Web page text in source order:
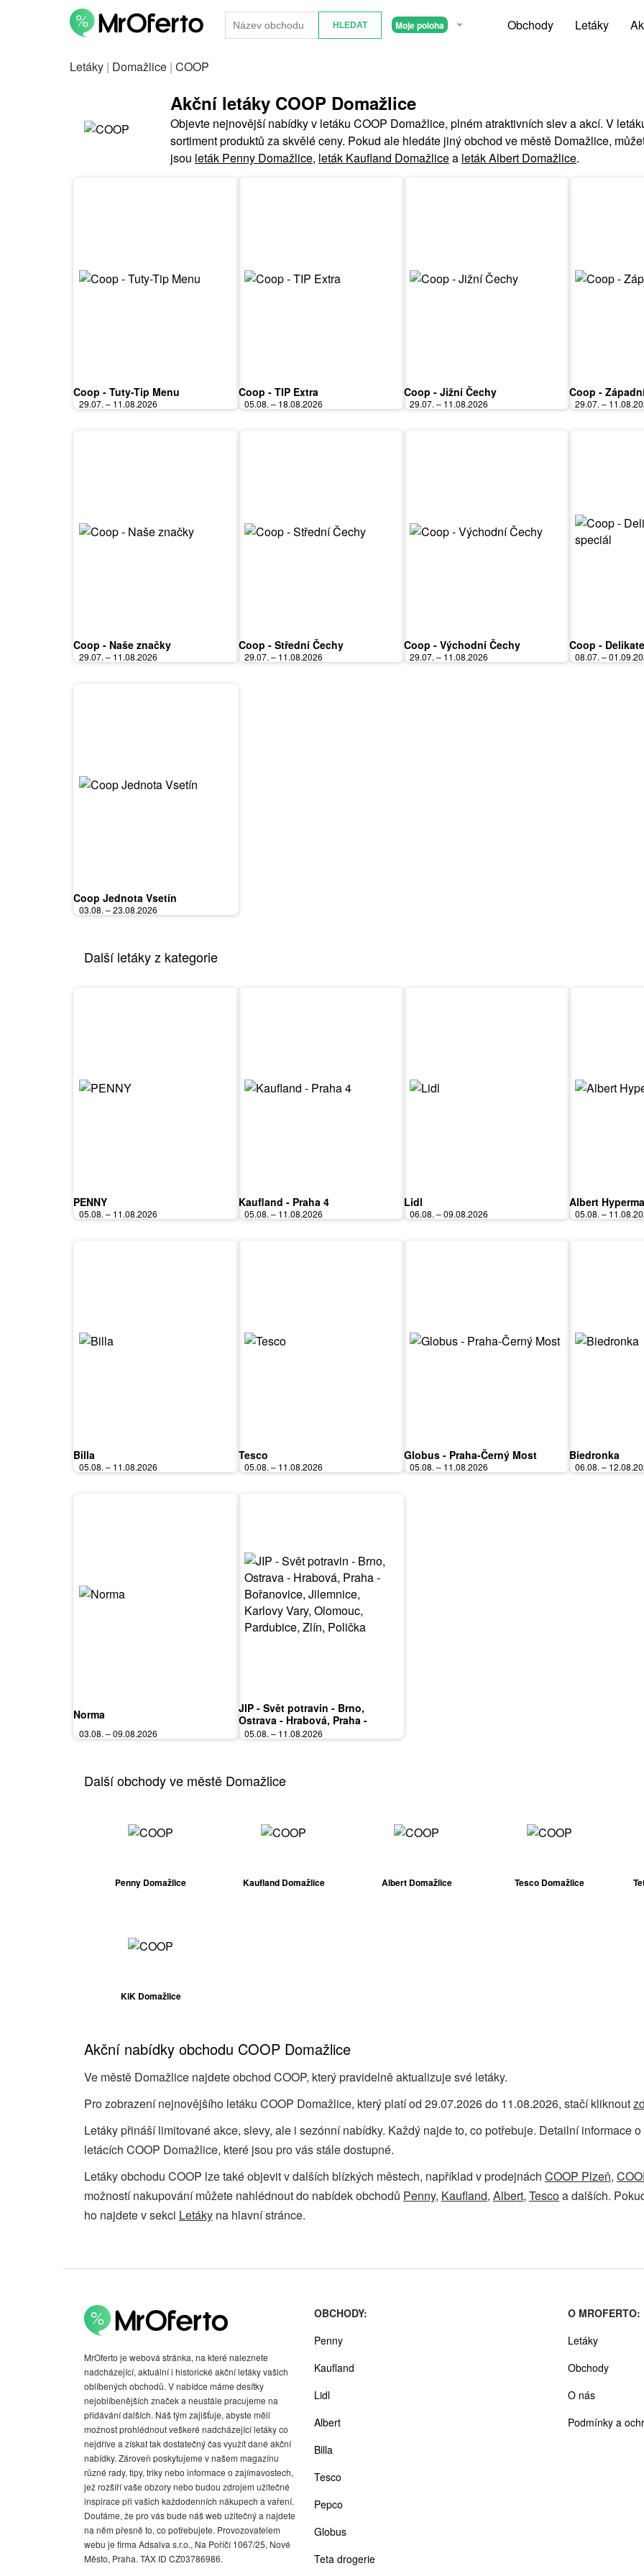
Moje poloha Obchody Letáky
Letáky | Domažlice | COOP
Akční letáky COOP Domažlice
Objevte nejnovější nabídky v letáku COOP Domažlice, plném atraktivních slev a akcí. V
sortiment produktů za skvělé ceny. Pokud ale hledáte jiný obchod ve městě Domažlice,
jsou leták Penny Domažlice, leták Kaufland Domažlicea leták Albert Domažlice.
Coop - Tuty-Tip Menu
29.07. – 11.08.2026
Coop - TIP Extra
05.08. – 18.08.2026
Coop - Jižní Čechy
29.07. – 11.08.2026
Coop -
29.07. –
Coop - Naše značky
29.07. – 11.08.2026
Coop - Střední Čechy
29.07. – 11.08.2026
Coop - Východní Čechy
29.07. – 11.08.2026
Coop -
08.07. –
Coop Jednota Vsetín
03.08. – 23.08.2026
Další letáky z kategorie
PENNY
05.08. – 11.08.2026
Kaufland - Praha 4
05.08. – 11.08.2026
Lidl
06.08. – 09.08.2026
Albert
05.08. –
Billa
05.08. – 11.08.2026
Tesco
05.08. – 11.08.2026
Globus - Praha-Černý Most
05.08. – 11.08.2026
Biedronka
06.08. –
Norma
03.08. – 09.08.2026
JIP - Svět potravin - Brno,
Ostrava - Hrabová, Praha -
Bořanovice, Jilemnice, Karlovy
Vary, Olomouc, Pardubice, Zlín,
05.08. – 11.08.2026
Další obchody ve městě Domažlice
Penny Domažlice Kaufland Domažlice Albert Domažlice Tesco Domažlice
KiK Domažlice
Akční nabídky obchodu COOP Domažlice
Ve městě Domažlice najdete obchod COOP, který pravidelně aktualizuje své letáky.
Pro zobrazení nejnovějšího letáku COOP Domažlice, který platí od 29.07.2026 do 11.08.2026, stačí kliknout
Letáky přináší limitované akce, slevy, ale i sezónní nabídky. Každý najde to, co potřebuje. Detailní informace
letácích COOP Domažlice, které jsou pro vás stále dostupné.
Letáky obchodu COOP lze také objevit v dalších blízkých městech, například v prodejnách COOP Plzeň,
možností nakupování můžete nahlédnout do nabídek obchodů Penny, Kaufland, Albert, Tescoa dalších.
ho najdete v sekci Letáky na hlavní stránce.
MrOferto je webová stránka, na které naleznete
nadcházející, aktuální i historické akční letáky vašich
oblíbených obchodů. V nabídce máme desítky
nejoblíbenějších značek a neustále pracujeme na
přidávání dalších. Náš tým zajišťuje, abyste měli
možnost prohlédnout veškeré nadcházející letáky co
nejdříve a získat tak dostatečný čas využít dané akční
nabídky. Zároveň poskytujeme v našem magazínu
různé rady, tipy, triky nebo informace o zajímavostech,
jež rozšíří vaše obzory nebo budou zdrojem užitečné
inspirace při vašich každodenních nákupech a vaření.
Doufáme, že pro vás bude náš web užitečný a najdete
na něm přesně to, co potřebujete. Provozovatelem
webu je firma Adsalva s.r.o., Na Poříčí 1067/25, Nové
Město, Praha. TAX ID CZ03786986.
OBCHODY:
Penny
Kaufland
Lidl
Albert
Billa
Tesco
Pepco
Globus
Teta drogerie
O MROFERTO:
Letáky
Obchody
O nás
Podmínky a